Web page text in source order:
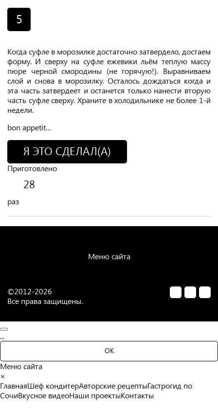
5
Когда суфле в морозилке достаточно затвердело, достаем
форму. И сверху на суфле ежевики льём теплую массу
пюре черной смородины (не горячую!). Выравниваем
слой и снова в морозилку. Осталось дождаться когда и
эта часть затвердеет и останется только нанести вторую
часть суфле сверху. Храните в холодильнике не более 1-й
недели.
bon appetit…
Я ЭТО СДЕЛАЛ(А)
Приготовлено
28
раз
Меню сайта
©2012-2026
Все права защищены.
...
ОК
Меню сайта
×
ГлавнаяШеф кондитерАвторские рецептыГастрогид по
СочиВкусное видеоНаши проектыКонтакты